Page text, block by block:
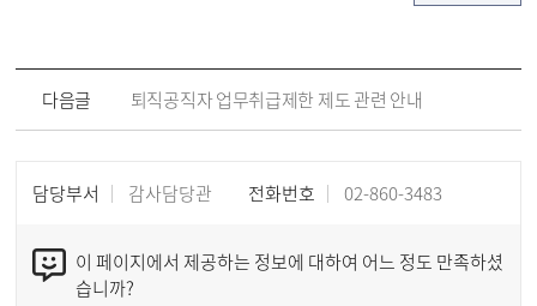
다음글 퇴직공직자 업무취급제한 제도 관련 안내
담당부서 감사담당관 전화번호 02-860-3483
이 페이지에서 제공하는 정보에 대하여 어느 정도 만족하셨
습니까?